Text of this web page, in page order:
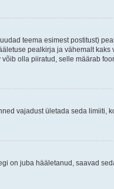
teema esimest postitust)
pealkirja ja vähemalt
olla piiratud, selle määrab
vajadust ületada seda limiiti,
on juba hääletanud, saavad